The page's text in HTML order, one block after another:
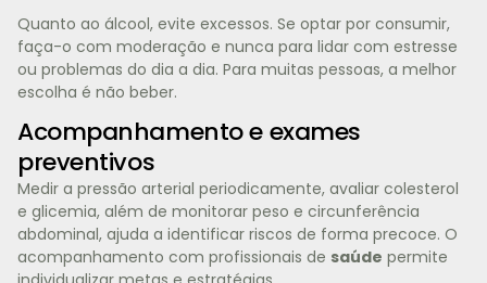
Quanto ao álcool, evite excessos. Se optar por consumir,
faça-o com moderação e nunca para lidar com estresse
ou problemas do dia a dia. Para muitas pessoas, a melhor
escolha é não beber.
Acompanhamento e exames
preventivos
Medir a pressão arterial periodicamente, avaliar colesterol
e glicemia, além de monitorar peso e circunferência
abdominal, ajuda a identificar riscos de forma precoce. O
acompanhamento com profissionais de saúde permite